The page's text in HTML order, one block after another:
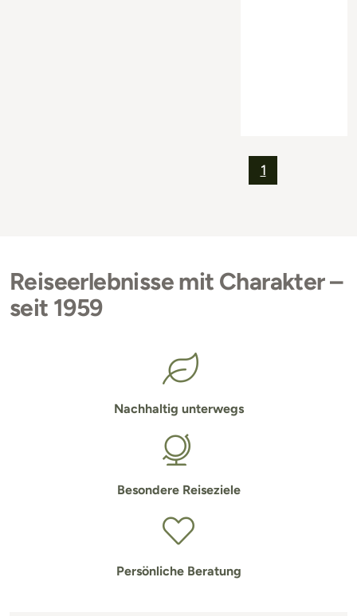
1
Reiseerlebnisse mit Charakter –
seit 1959
Nachhaltig unterwegs
Besondere Reiseziele
Persönliche Beratung